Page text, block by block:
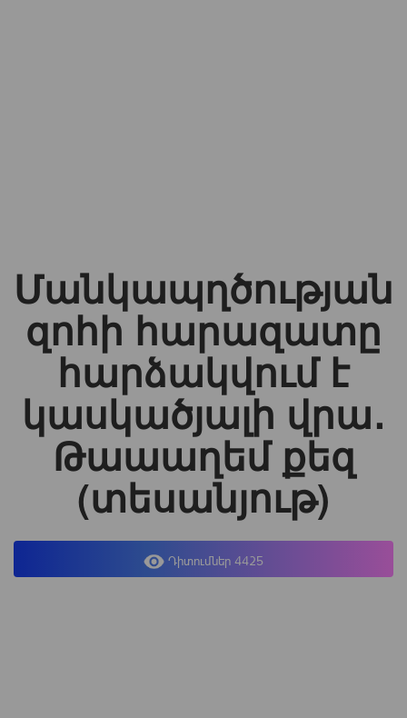
Մանկապղծության
զոհի հարազատը
հարձակվում է
կասկածյալի վրա․
Թաաաղեմ քեզ
(տեսանյութ)
Դիտումներ 4425